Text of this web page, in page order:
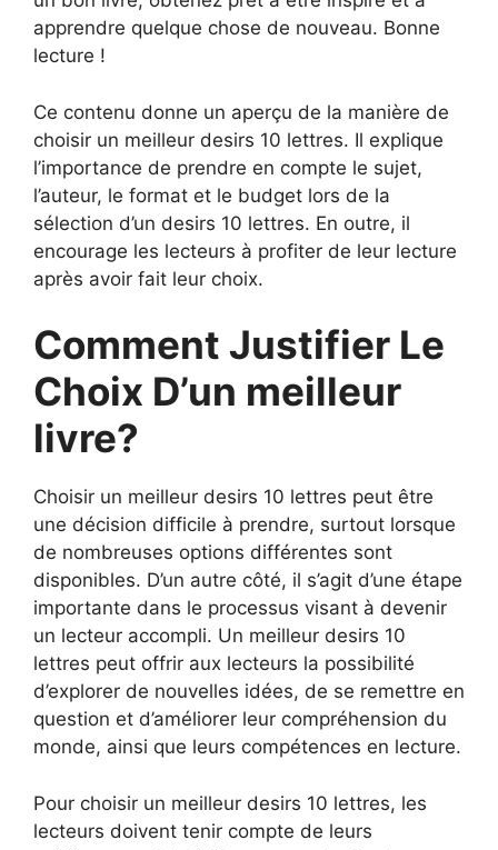
apprendre quelque chose de nouveau. Bonne
lecture !
Ce contenu donne un aperçu de la manière de
choisir un meilleur desirs 10 lettres. Il explique
l’importance de prendre en compte le sujet,
l’auteur, le format et le budget lors de la
sélection d’un desirs 10 lettres. En outre, il
encourage les lecteurs à profiter de leur lecture
après avoir fait leur choix.
Comment Justifier Le
Choix D’un meilleur
livre?
Choisir un meilleur desirs 10 lettres peut être
une décision difficile à prendre, surtout lorsque
de nombreuses options différentes sont
disponibles. D’un autre côté, il s’agit d’une étape
importante dans le processus visant à devenir
un lecteur accompli. Un meilleur desirs 10
lettres peut offrir aux lecteurs la possibilité
d’explorer de nouvelles idées, de se remettre en
question et d’améliorer leur compréhension du
monde, ainsi que leurs compétences en lecture.
Pour choisir un meilleur desirs 10 lettres, les
lecteurs doivent tenir compte de leurs